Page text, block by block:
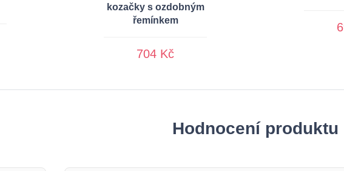
kozačky s ozdobným
řemínkem
704 Kč
Hodnocení produktu